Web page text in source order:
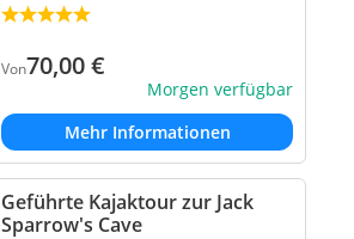
Von70,00€
Morgen verfügbar
Mehr Informationen
Geführte Kajaktour zur Jack
Sparrow's Cave